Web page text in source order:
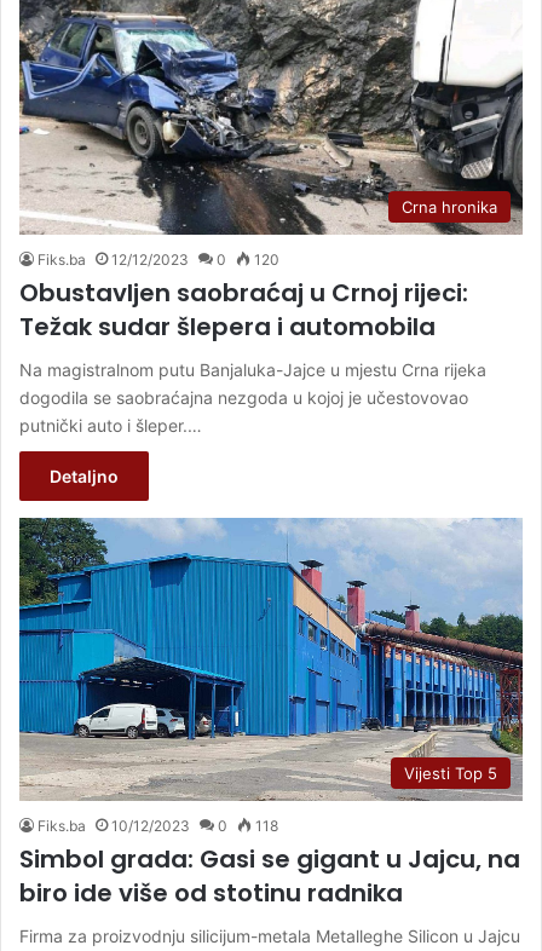
Crna hronika
Fiks.ba 12/12/2023 0 120
Obustavljen saobraćaj u Crnoj rijeci:
Težak sudar šlepera i automobila
Na magistralnom putu Banjaluka-Jajce u mjestu Crna rijeka
dogodila se saobraćajna nezgoda u kojoj je učestovovao
putnički auto i šleper.…
Detaljno
Vijesti Top 5
Fiks.ba 10/12/2023 0 118
Simbol grada: Gasi se gigant u Jajcu, na
biro ide više od stotinu radnika
Firma za proizvodnju silicijum-metala Metalleghe Silicon u Jajcu